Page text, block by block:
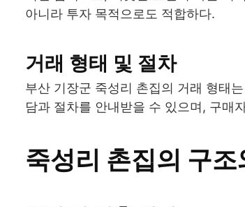
아니라 투자 목적으로도 적합하다.
거래 형태 및 절차
부산 기장군 죽성리 촌집의 거래 형태
담과 절차를 안내받을 수 있으며, 구매
죽성리 촌집의 구조